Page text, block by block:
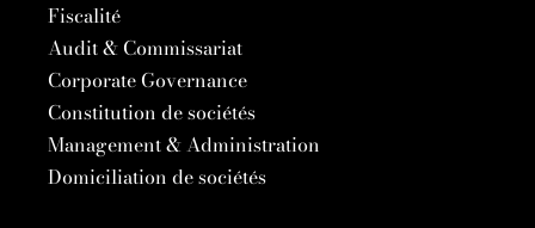
Fiscalité
Audit & Commissariat
Corporate Governance
Constitution de sociétés
Management & Administration
Domiciliation de sociétés